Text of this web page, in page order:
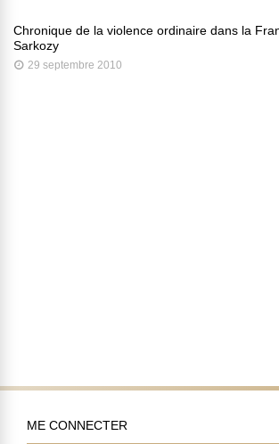
Chronique de la violence ordinaire dans la
Sarkozy
29 septembre 2010
ME CONNECTER